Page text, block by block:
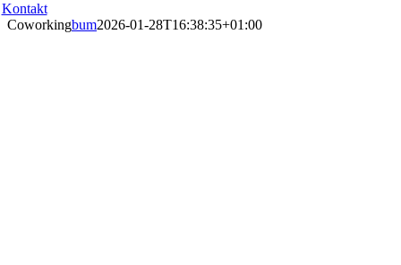
Kontakt
Coworkingbum2026-01-28T16:38:35+01:00